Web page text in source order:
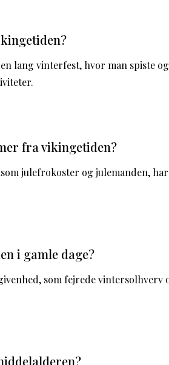
lang vinterfest, hvor man spiste
fra vikingetiden?
julefrokoster og julemanden,
i gamle dage?
som fejrede vintersolhverv